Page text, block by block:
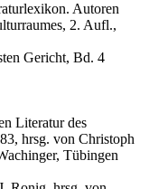
Autoren
2. Aufl.,
Gericht, Bd. 4
Literatur des
hrsg. von Christoph
Tübingen